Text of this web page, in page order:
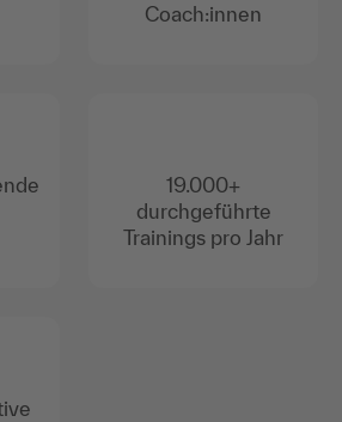
Coach:innen
19.000+
durchgeführte
Trainings pro Jahr